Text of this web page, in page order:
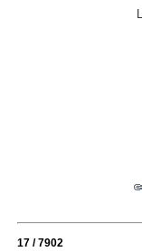
17 / 7902